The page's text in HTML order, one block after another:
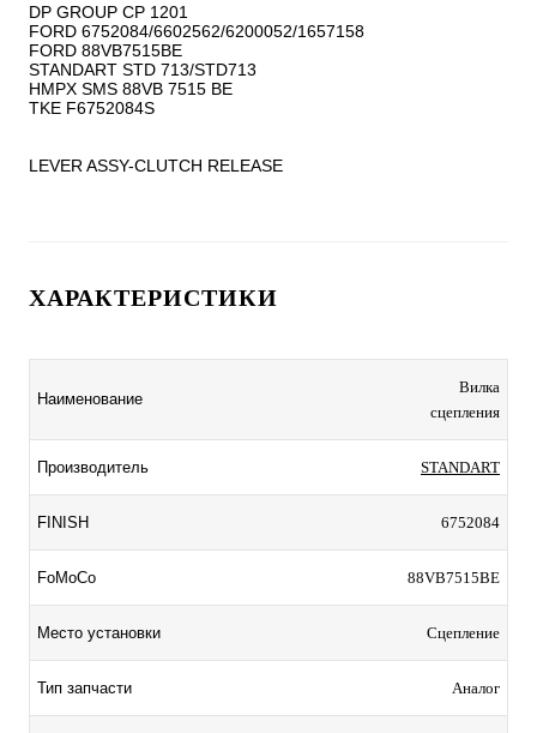
DP GROUP CP 1201
FORD 6752084/6602562/6200052/1657158
FORD 88VB7515BE
STANDART STD 713/STD713
HMPX SMS 88VB 7515 BE
TKE F6752084S
LEVER ASSY-CLUTCH RELEASE
ХАРАКТЕРИСТИКИ
Наименование
Вилка
сцепления
Производитель STANDART
FINISH 6752084
FoMoCo 88VB7515BE
Место установки Сцепление
Тип запчасти Аналог